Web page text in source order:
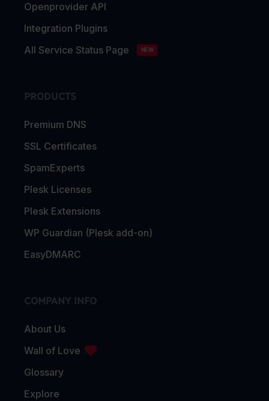
Openprovider API
Integration Plugins
All Service Status Page
NEW
PRODUCTS
Premium DNS
SSL Certificates
SpamExperts
Plesk Licenses
Plesk Extensions
WP Guardian (Plesk add-on)
EasyDMARC
COMPANY INFO
About Us
Wall of Love
Glossary
Explore